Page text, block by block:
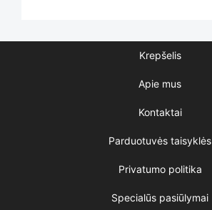
Krepšelis
Apie mus
Kontaktai
Parduotuvės taisyklės
Privatumo politika
Specialūs pasiūlymai